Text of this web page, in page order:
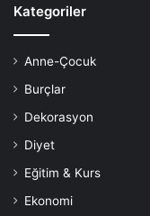
Kategoriler
Anne-Çocuk
Burçlar
Dekorasyon
Diyet
Eğitim & Kurs
Ekonomi